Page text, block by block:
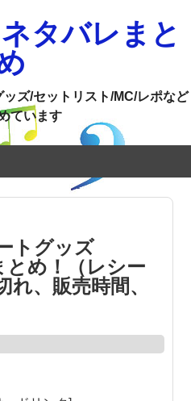
タバレまと
ズ/セットリスト/MC/レポなど
ています
トグッズ
とめ！（レシー
れ、販売時間、